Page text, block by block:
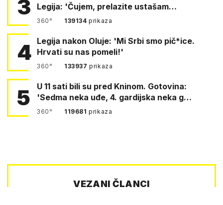
3
Legija: 'Čujem, prelazite ustašam…
360° 139134prikaza
4 Legija nakon Oluje: 'Mi Srbi smo pič*ice.
Hrvati su nas pomeli!'
360° 133937prikaza
5
U 11 sati bili su pred Kninom. Gotovina:
'Sedma neka uđe, 4. gardijska neka g…
360° 119681prikaza
VEZANI ČLANCI